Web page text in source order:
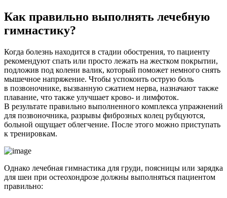
Как правильно выполнять лечебную
гимнастику?
Когда болезнь находится в стадии обострения, то пациенту
рекомендуют спать или просто лежать на жестком покрытии,
подложив под колени валик, который поможет немного снять
мышечное напряжение. Чтобы успокоить острую боль
в позвоночнике, вызванную сжатием нерва, назначают также
плавание, что также улучшает крово- и лимфоток.
В результате правильно выполненного комплекса упражнений
для позвоночника, разрывы фиброзных колец рубцуются,
больной ощущает облегчение. После этого можно приступать
к тренировкам.
Однако лечебная гимнастика для груди, поясницы или зарядка
для шеи при остеохондрозе должны выполняться пациентом
правильно: